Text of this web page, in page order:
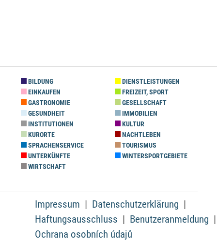
BILDUNG
DIENSTLEISTUNGEN
EINKAUFEN
FREIZEIT, SPORT
GASTRONOMIE
GESELLSCHAFT
GESUNDHEIT
IMMOBILIEN
INSTITUTIONEN
KULTUR
KURORTE
NACHTLEBEN
SPRACHENSERVICE
TOURISMUS
UNTERKÜNFTE
WINTERSPORTGEBIETE
WIRTSCHAFT
Impressum
Datenschutzerklärung
Haftungsausschluss
Benutzeranmeldung
Ochrana osobních údajů